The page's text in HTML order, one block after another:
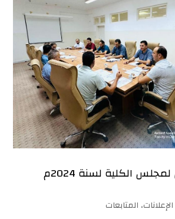
الكلية لسنة 2024م
الإعلانات، المتابعات